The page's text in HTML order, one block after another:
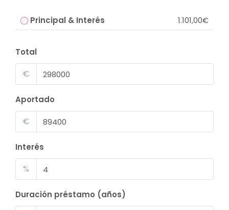
Principal & Interés 1.101,00€
Total
€
Aportado
€
Interés
%
Duración préstamo (años)